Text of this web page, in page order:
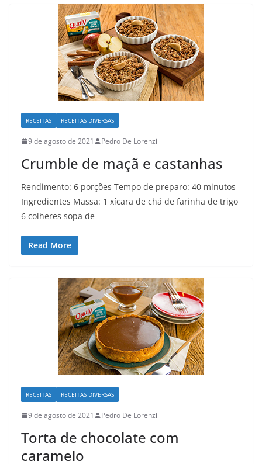
RECEITAS RECEITAS DIVERSAS
9 de agosto de 2021 Pedro De Lorenzi
Crumble de maçã e castanhas
Rendimento: 6 porções Tempo de preparo: 40 minutos
Ingredientes Massa: 1 xícara de chá de farinha de trigo
6 colheres sopa de
Read More
RECEITAS RECEITAS DIVERSAS
9 de agosto de 2021 Pedro De Lorenzi
Torta de chocolate com
caramelo